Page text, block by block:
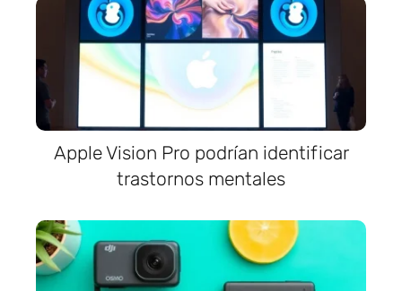
Apple Vision Pro podrían identificar
trastornos mentales